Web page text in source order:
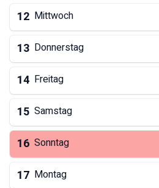
12 Mittwoch
13 Donnerstag
14 Freitag
15 Samstag
16 Sonntag
17 Montag